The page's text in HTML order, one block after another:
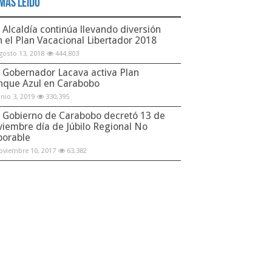
Leido
Alcaldía continúa llevando diversión
el Plan Vacacional Libertador 2018
13, 2018 444,803
Gobernador Lacava activa Plan
Azul en Carabobo
3, 2019 330,395
Gobierno de Carabobo decretó 13 de
día de Júbilo Regional No
10, 2017 63,382